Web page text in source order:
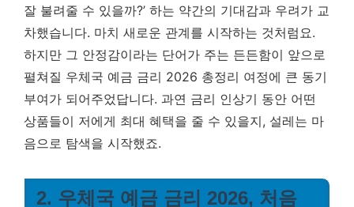
잘 불려줄 수 있을까?’ 하는 약간의 기대감과 우려가 교
차했습니다. 마치 새로운 관계를 시작하는 것처럼요.
하지만 그 안정감이라는 단어가 주는 든든함이 앞으로
펼쳐질 우체국 예금 금리 2026 총정리 여정에 큰 동기
부여가 되어주었답니다. 과연 금리 인상기 동안 어떤
상품들이 저에게 최대 혜택을 줄 수 있을지, 설레는 마
음으로 탐색을 시작했죠.
2. 우체국 예금 금리 2026, 처음